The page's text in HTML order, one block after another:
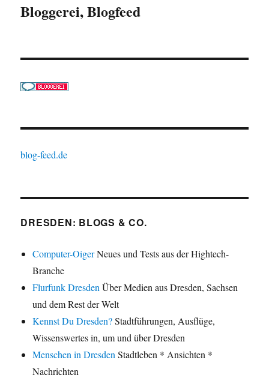
Bloggerei, Blogfeed
blog-feed.de
DRESDEN: BLOGS & CO.
Computer-OigerNeues und Tests aus der Hightech-
Branche
Flurfunk Dresden Über Medien aus Dresden, Sachsen
und dem Rest der Welt
Kennst Du Dresden?Stadtführungen, Ausflüge,
Wissenswertes in, um und über Dresden
Menschen in Dresden Stadtleben * Ansichten *
Nachrichten